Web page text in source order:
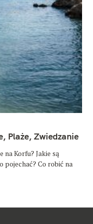
Plaże, Zwiedzanie
na Korfu? Jakie są
pojechać? Co robić na